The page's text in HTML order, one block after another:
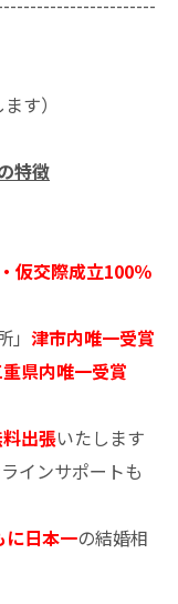
す）
特徴
仮交際成立100％
津市内唯一受賞
県内唯一受賞
出張いたします
インサポートも
に日本一の結婚相